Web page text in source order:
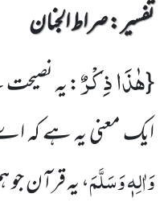
تفسیر : ‎صراط الجنان
{هٰذَا ذِكْرٌ: یہ
ایک معنی یہ ہے کہ
وَاٰلِہٖ وَسَلَّمَ، یہ قرآن